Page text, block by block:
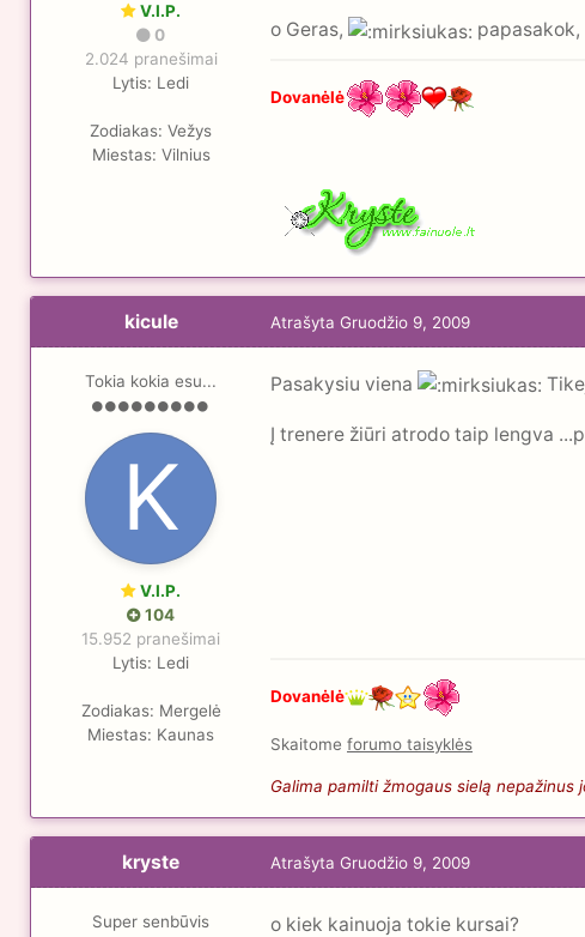
V.I.P.
0
2.024 pranešimai
Lytis: Ledi
Zodiakas: Vežys
Miestas: Vilnius
o Geras, papasakok,
Dovanėlė
kicule
Tokia kokia esu...
V.I.P.
104
15.952 pranešimai
Lytis: Ledi
Zodiakas: Mergelė
Miestas: Kaunas
Atrašyta Gruodžio 9, 2009
Pasakysiu viena
Į trenere žiūri atrodo taip lengva
Dovanėlė
Skaitome forumo taisyklės
Galima pamilti žmogaus sielą
kryste
Super senbūvis
Atrašyta Gruodžio 9, 2009
o kiek kainuoja tokie kursai?